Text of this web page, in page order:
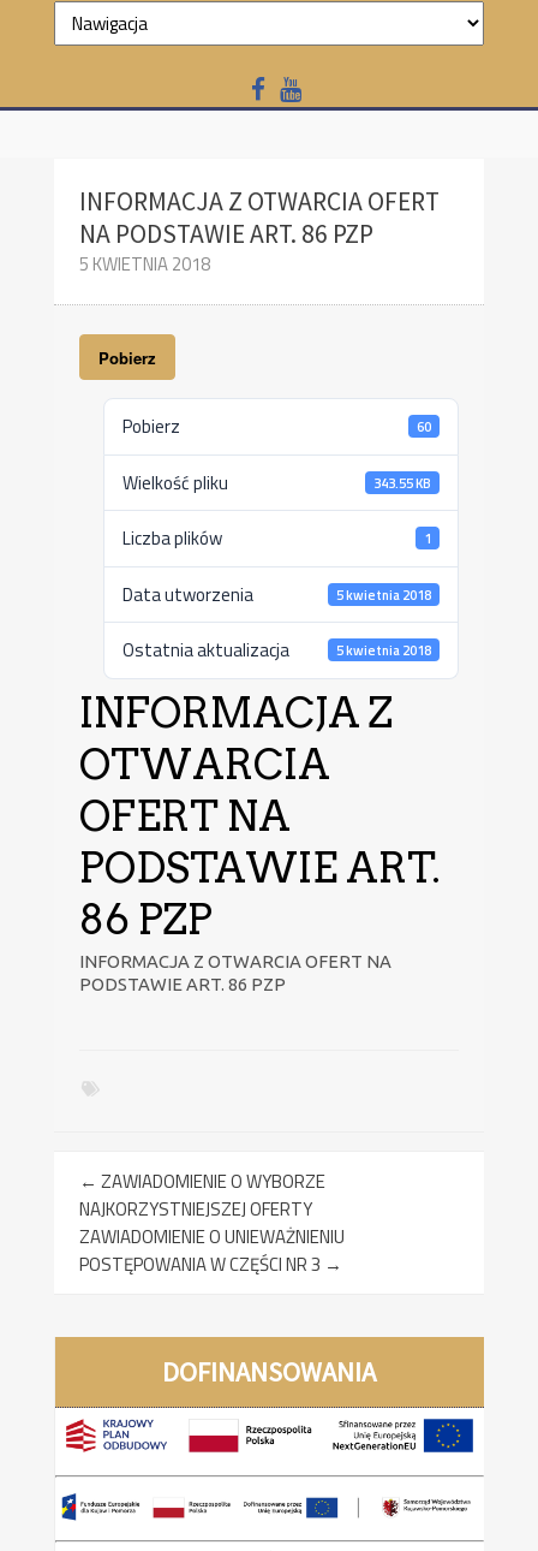
INFORMACJA Z OTWARCIA OFERT
NA PODSTAWIE ART. 86 PZP
5 KWIETNIA 2018
Pobierz
Pobierz 60
Wielkość pliku 343.55 KB
Liczba plików 1
Data utworzenia 5 kwietnia 2018
Ostatnia aktualizacja 5 kwietnia 2018
INFORMACJA Z
OTWARCIA
OFERT NA
PODSTAWIE ART.
86 PZP
INFORMACJA Z OTWARCIA OFERT NA
PODSTAWIE ART. 86 PZP
← ZAWIADOMIENIE O WYBORZE
NAJKORZYSTNIEJSZEJ OFERTY
ZAWIADOMIENIE O UNIEWAŻNIENIU
POSTĘPOWANIA W CZĘŚCI NR 3 →
DOFINANSOWANIA